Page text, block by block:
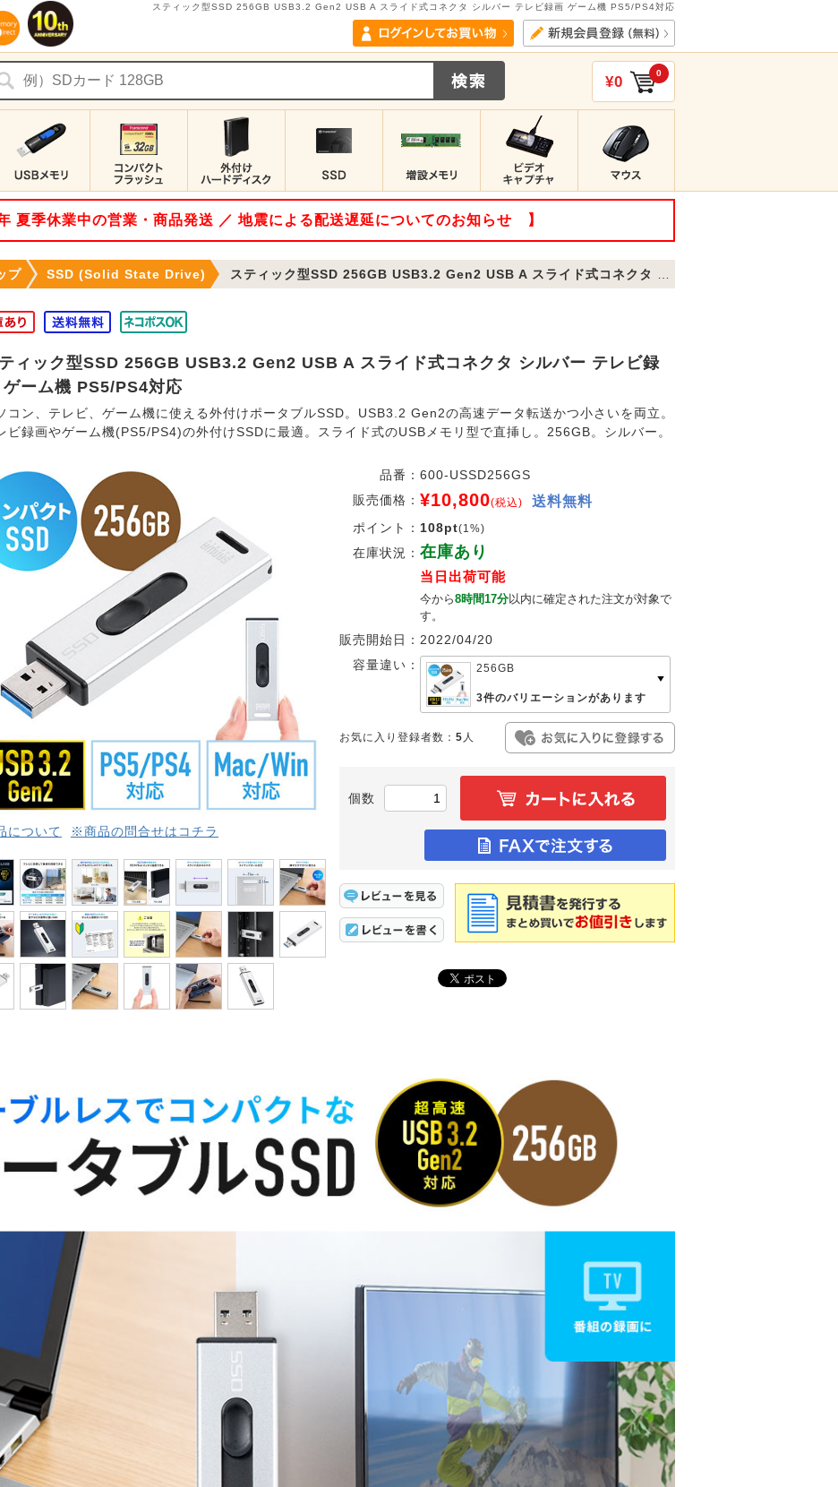
スティック型SSD 256GB USB3.2 Gen2 USB A スライド式コネクタ シルバー テレビ録画 ゲーム機 PS5/PS4対応
¥0 0
夏季休業中の営業・商品発送 ／ 地震による配送遅延についてのお知らせ 】
プ SSD (Solid State Drive) スティック型SSD 256GB USB3.2 Gen2 USB A スライド式コネクタ シルバー テレビ録画 ゲーム機 PS5/PS4対応
ィック型SSD 256GB USB3.2 Gen2 USB A スライド式コネクタ シルバー テレビ録
ゲーム機 PS5/PS4対応
コン、テレビ、ゲーム機に使える外付けポータブルSSD。USB3.2 Gen2の高速データ転送かつ小さいを両立。
ビ録画やゲーム機(PS5/PS4)の外付けSSDに最適。スライド式のUSBメモリ型で直挿し。256GB。シルバー。
について ※商品の問合せはコチラ
品番： 600-USSD256GS
販売価格： ¥10,800(税込) 送料無料
ポイント： 108pt(1%)
在庫状況： 在庫あり
当日出荷可能
今から8時間17分以内に確定された注文が対象で
す。
販売開始日： 2022/04/20
容量違い：
256GB
3件のバリエーションがあります
お気に入り登録者数： 5 人
個数